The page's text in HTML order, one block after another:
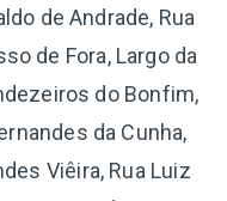
de Andrade, Rua
de Fora, Largo da
do Bonfim,
da Cunha,
Viêira, Rua Luiz